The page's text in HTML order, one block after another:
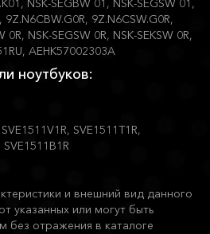
NSK-SEGBW 01, NSK-SEGSW 01,
9Z.N6CSW.G0R,
0R, NSK-SEGSW 0R, NSK-SEKSW 0R,
AEHK57002303A
ноутбуков:
SVE1511T1R,
и внешний вид данного
указанных или могут быть
без отражения в каталоге